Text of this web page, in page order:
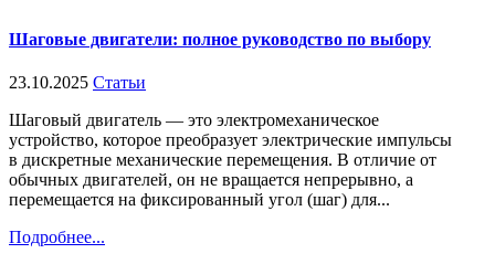
Шаговые двигатели: полное руководство по выбору
23.10.2025 Статьи
Шаговый двигатель — это электромеханическое
устройство, которое преобразует электрические импульсы
в дискретные механические перемещения. В отличие от
обычных двигателей, он не вращается непрерывно, а
перемещается на фиксированный угол (шаг) для...
Подробнее...